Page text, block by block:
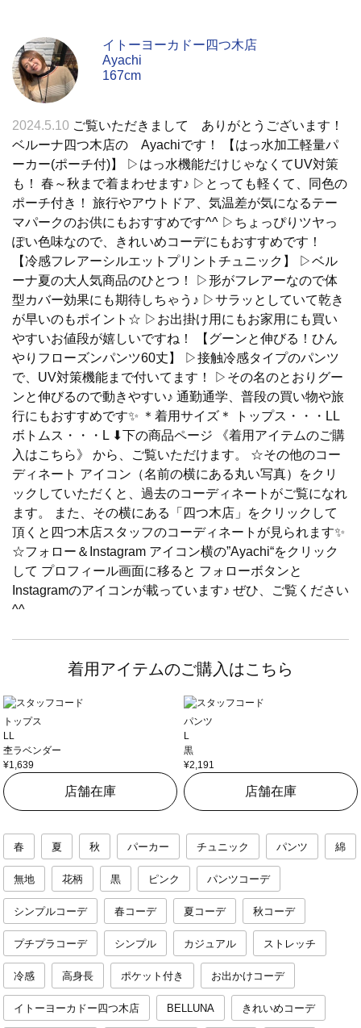
イトーヨーカドー四つ木店
Ayachi
167cm
2024.5.10 ご覧いただきまして ありがとうございます！
ベルーナ四つ木店の Ayachiです！ 【はっ水加工軽量パ
ーカー(ポーチ付)】 ▷はっ水機能だけじゃなくてUV対策
も！ 春～秋まで着まわせます♪ ▷とっても軽くて、同色の
ポーチ付き！ 旅行やアウトドア、気温差が気になるテー
マパークのお供にもおすすめです^^ ▷ちょっぴりツヤっ
ぽい色味なので、きれいめコーデにもおすすめです！
【冷感フレアーシルエットプリントチュニック】 ▷ベル
ーナ夏の大人気商品のひとつ！ ▷形がフレアーなので体
型カバー効果にも期待しちゃう♪ ▷サラッとしていて乾き
が早いのもポイント☆ ▷お出掛け用にもお家用にも買い
やすいお値段が嬉しいですね！ 【グーンと伸びる！ひん
やりフローズンパンツ60丈】 ▷接触冷感タイプのパンツ
で、UV対策機能まで付いてます！ ▷その名のとおりグー
ンと伸びるので動きやすい♪ 通勤通学、普段の買い物や旅
行にもおすすめです✨️ ＊着用サイズ＊ トップス・・・LL
ボトムス・・・L ⬇下の商品ページ 《着用アイテムのご購
入はこちら》 から、ご覧いただけます。 ☆その他のコー
ディネート アイコン（名前の横にある丸い写真）をクリ
ックしていただくと、過去のコーディネートがご覧になれ
ます。 また、その横にある「四つ木店」をクリックして
頂くと四つ木店スタッフのコーディネートが見られます✨
☆フォロー＆Instagram アイコン横の”Ayachi“をクリック
して プロフィール画面に移ると フォローボタンと
Instagramのアイコンが載っています♪ ぜひ、ご覧ください
^^
着用アイテムのご購入はこちら
トップス
LL
杢ラベンダー
¥1,639
店舗在庫
パンツ
L
黒
¥2,191
店舗在庫
春 夏 秋 パーカー チュニック パンツ 綿
無地 花柄 黒 ピンク パンツコーデ
シンプルコーデ 春コーデ 夏コーデ 秋コーデ
プチプラコーデ シンプル カジュアル ストレッチ
冷感 高身長 ポケット付き お出かけコーデ
イトーヨーカドー四つ木店 BELLUNA きれいめコーデ